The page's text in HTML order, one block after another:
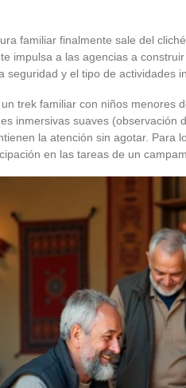
familiar finalmente sale del
impulsa a las agencias a construir
seguridad y el tipo de actividades
trek familiar con niños menores
inmersivas suaves (observación
la atención sin agotar. Para
en las tareas de un